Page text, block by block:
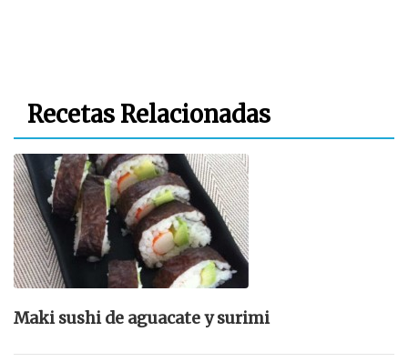
Recetas Relacionadas
Maki sushi de aguacate y surimi